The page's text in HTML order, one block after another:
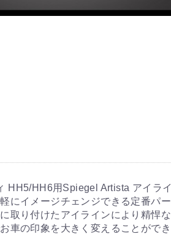
HH5/HH6用Spiegel Artista アイラ
にイメージチェンジできる定番パ
取り付けたアイラインにより精悍
車の印象を大きく変えることができ